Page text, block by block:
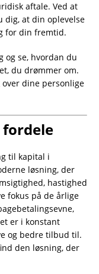
aftale. Ved at
dig, at din oplevelse
for din fremtid.
og se, hvordan du
du drømmer om.
dine personlige
til kapital i
løsning, der
hastighed
fokus på de årlige
er i konstant
og bedre tilbud til.
den løsning, der